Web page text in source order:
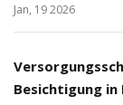
Jan, 19 2026
Besichtigung